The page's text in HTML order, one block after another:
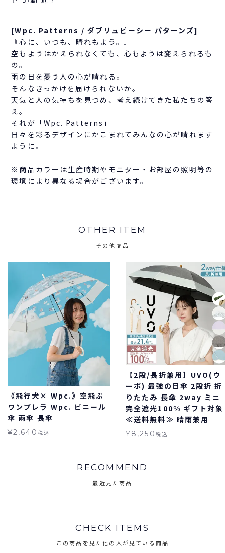
[Wpc. Patterns / ダブリュピーシー パターンズ]
『心に、いつも、晴れもよう。』
空もようはかえられなくても、心もようは変えられるも
の。
雨の日を憂う人の心が晴れる。
そんなきっかけを届けられないか。
天気と人の気持ちを見つめ、考え続けてきた私たちの答
え。
それが「Wpc. Patterns」
日々を彩るデザインにかこまれてみんなの心が晴れます
ように。
※商品カラーは生産時期やモニター・お部屋の照明等の
環境により異なる場合がございます。
OTHER ITEM
その他商品
《飛行犬× Wpc.》空飛ぶ
ワンブレラ Wpc. ビニール
傘 雨傘 長傘
¥2,640 税込
【2段/長折兼用】UVO(ウ
ーボ) 最強の日傘 2段折 折
りたたみ 長傘 2way ミニ
完全遮光100% ギフト対象
≪送料無料≫ 晴雨兼用
¥8,250 税込
RECOMMEND
最近見た商品
CHECK ITEMS
この商品を見た他の人が見ている商品